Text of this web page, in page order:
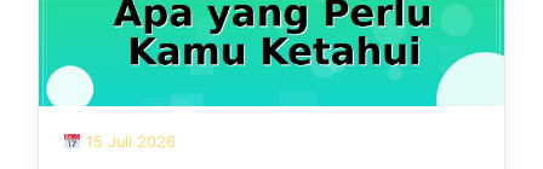
15 Juli 2026